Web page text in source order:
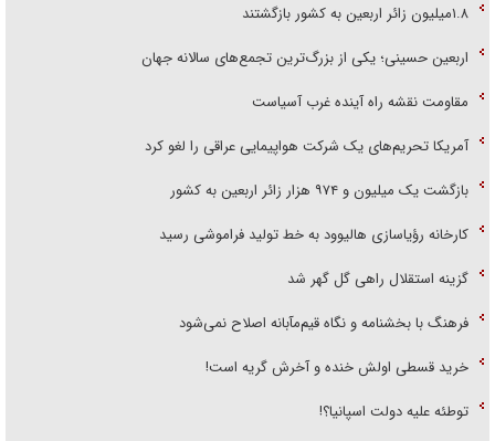
۱.۸میلیون زائر اربعین به کشور بازگشتند
اربعین حسینی؛ یکی از بزرگ‌ترین تجمع‌های سالانه جهان
مقاومت نقشه راه آینده غرب آسیاست
آمریکا تحریم‌های یک شرکت هواپیمایی عراقی را لغو کرد
بازگشت یک میلیون و ۹۷۴ هزار زائر اربعین به کشور
کارخانه رؤیاسازی هالیوود به خط تولید فراموشی رسید
گزینه استقلال راهی گل گهر شد
فرهنگ با بخشنامه و نگاه قیم‌مآبانه اصلاح نمی‌شود
خرید قسطی اولش خنده و آخرش گریه است!
توطئه علیه دولت اسپانیا؟!